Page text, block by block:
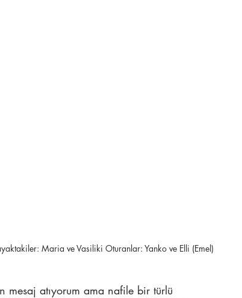
Maria ve Vasiliki Oturanlar: Yanko ve Elli (Emel)
mesaj atıyorum ama nafile bir türlü